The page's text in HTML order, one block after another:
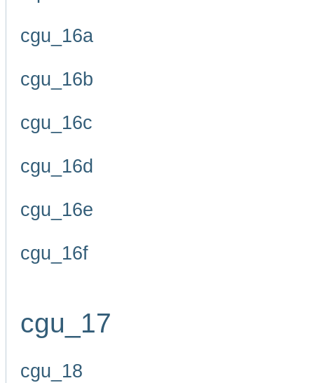
cgu_16a
cgu_16b
cgu_16c
cgu_16d
cgu_16e
cgu_16f
cgu_17
cgu_18